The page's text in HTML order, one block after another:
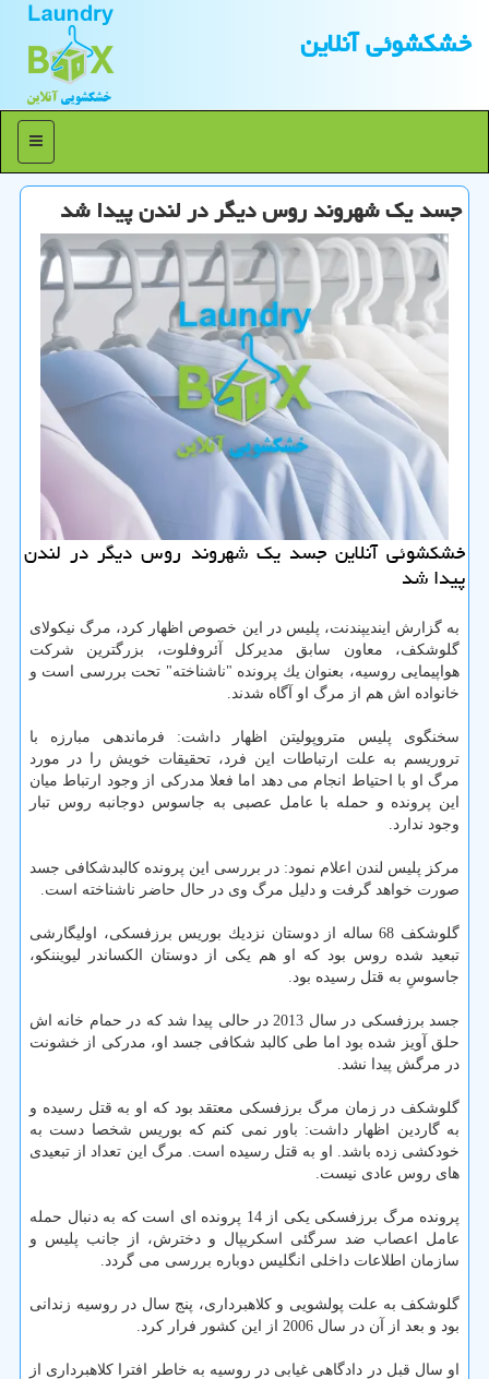
خشكشوئی آنلاین
منو
جسد یك شهروند روس دیگر در لندن پیدا شد
خشكشوئی آنلاین جسد یك شهروند روس دیگر در لندن
پیدا شد
به گزارش ایندیپندنت، پلیس در این خصوص اظهار كرد، مرگ نیكولای
گلوشكف، معاون سابق مدیركل آئروفلوت، بزرگترین شركت
هواپیمایی روسیه، بعنوان یك پرونده "ناشناخته" تحت بررسی است و
خانواده اش هم از مرگ او آگاه شدند.
سخنگوی پلیس متروپولیتن اظهار داشت: فرماندهی مبارزه با
تروریسم به علت ارتباطات این فرد، تحقیقات خویش را در مورد
مرگ او با احتیاط انجام می دهد اما فعلا مدركی از وجود ارتباط میان
این پرونده و حمله با عامل عصبی به جاسوس دوجانبه روس تبار
وجود ندارد.
مركز پلیس لندن اعلام نمود: در بررسی این پرونده كالبدشكافی جسد
صورت خواهد گرفت و دلیل مرگ وی در حال حاضر ناشناخته است.
گلوشكف 68 ساله از دوستان نزدیك بوریس برزفسكی، اولیگارشی
تبعید شده روس بود كه او هم یكی از دوستان الكساندر لیویننكو،
جاسوسِ به قتل رسیده بود.
جسد برزفسكی در سال 2013 در حالی پیدا شد كه در حمام خانه اش
حلق آویز شده بود اما طی كالبد شكافی جسد او، مدركی از خشونت
در مرگش پیدا نشد.
گلوشكف در زمان مرگ برزفسكی معتقد بود كه او به قتل رسیده و
به گاردین اظهار داشت: باور نمی كنم كه بوریس شخصا دست به
خودكشی زده باشد. او به قتل رسیده است. مرگ این تعداد از تبعیدی
های روس عادی نیست.
پرونده مرگ برزفسكی یكی از 14 پرونده ای است كه به دنبال حمله
عامل اعصاب ضد سرگئی اسكریپال و دخترش، از جانب پلیس و
سازمان اطلاعات داخلی انگلیس دوباره بررسی می گردد.
گلوشكف به علت پولشویی و كلاهبرداری، پنج سال در روسیه زندانی
بود و بعد از آن در سال 2006 از این كشور فرار كرد.
او سال قبل در دادگاهی غیابی در روسیه به خاطر افترا كلاهبرداری از